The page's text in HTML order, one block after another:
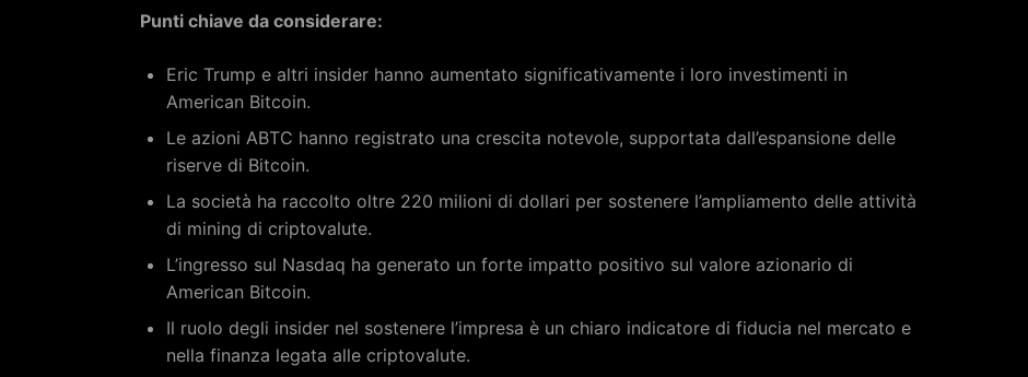
Punti chiave da considerare:
Eric Trump e altri insider hanno aumentato significativamente i loro investimenti in
American Bitcoin.
Le azioni ABTC hanno registrato una crescita notevole, supportata dall’espansione delle
riserve di Bitcoin.
La società ha raccolto oltre 220 milioni di dollari per sostenere l’ampliamento delle attività
di mining di criptovalute.
L’ingresso sul Nasdaq ha generato un forte impatto positivo sul valore azionario di
American Bitcoin.
Il ruolo degli insider nel sostenere l’impresa è un chiaro indicatore di fiducia nel mercato e
nella finanza legata alle criptovalute.